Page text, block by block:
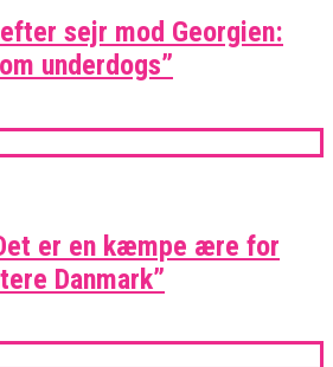
sejr mod Georgien:
underdogs”
er en kæmpe ære for
Danmark”